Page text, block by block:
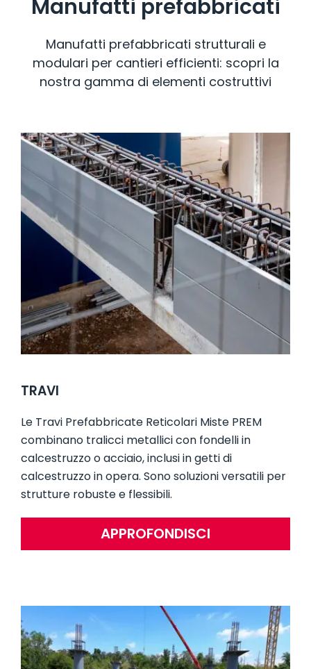
FAQ E APPROFONDIMENTI
STERCHELE GROUP
CELLULE BAGNO
PAVIMENTI E RIVESTIMENTI
Manufatti prefabbricati
Manufatti prefabbricati strutturali e
modulari per cantieri efficienti: scopri la
nostra gamma di elementi costruttivi
TRAVI
Le Travi Prefabbricate Reticolari Miste PREM
combinano tralicci metallici con fondelli in
calcestruzzo o acciaio, inclusi in getti di
calcestruzzo in opera. Sono soluzioni versatili per
strutture robuste e flessibili.
APPROFONDISCI